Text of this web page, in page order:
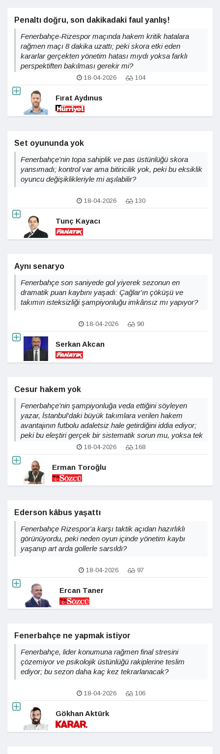
Penaltı doğru, son dakikadaki faul yanlış!
Fenerbahçe-Rizespor maçında hakem kritik hatalara
rağmen maçı 8 dakika uzattı; peki skora etki eden
kararlar gerçekten yönetim hatası mıydı yoksa farklı
perspektiften bakılması gerekir mi?
18-04-2026 104
Fırat Aydınus
Set oyununda yok
Fenerbahçe'nin topa sahiplik ve pas üstünlüğü skora
yansımadı; kontrol var ama bitiricilik yok, peki bu eksiklik
oyuncu değişiklikleriyle mi aşılabilir?
18-04-2026 130
Tunç Kayacı
Aynı senaryo
Fenerbahçe son saniyede gol yiyerek sezonun en
dramatik puan kaybını yaşadı: Çağlar'ın çöküşü ve
takımın isteksizliği şampiyonluğu imkânsız mı yapıyor?
18-04-2026 90
Serkan Akcan
Cesur hakem yok
Fenerbahçe'nin şampiyonluğa veda ettiğini söyleyen
yazar, İstanbul'daki büyük takımlara verilen hakem
avantajının futbolu adaletsiz hale getirdiğini iddia ediyor;
peki bu eleştiri gerçek bir sistematik sorun mu, yoksa tek
maçın hayal kırıklığının yansıması mı?
18-04-2026 168
Erman Toroğlu
Ederson kâbus yaşattı
Fenerbahçe Rizespor'a karşı taktik açıdan hazırlıklı
görünüyordu, peki neden oyun içinde yönetim kaybı
yaşanıp art arda gollerle sarsıldı?
18-04-2026 97
Ercan Taner
Fenerbahçe ne yapmak istiyor
Fenerbahçe, lider konumuna rağmen final stresini
çözemiyor ve psikolojik üstünlüğü rakiplerine teslim
ediyor; bu sezon daha kaç kez tekrarlanacak?
18-04-2026 106
Gökhan Aktürk